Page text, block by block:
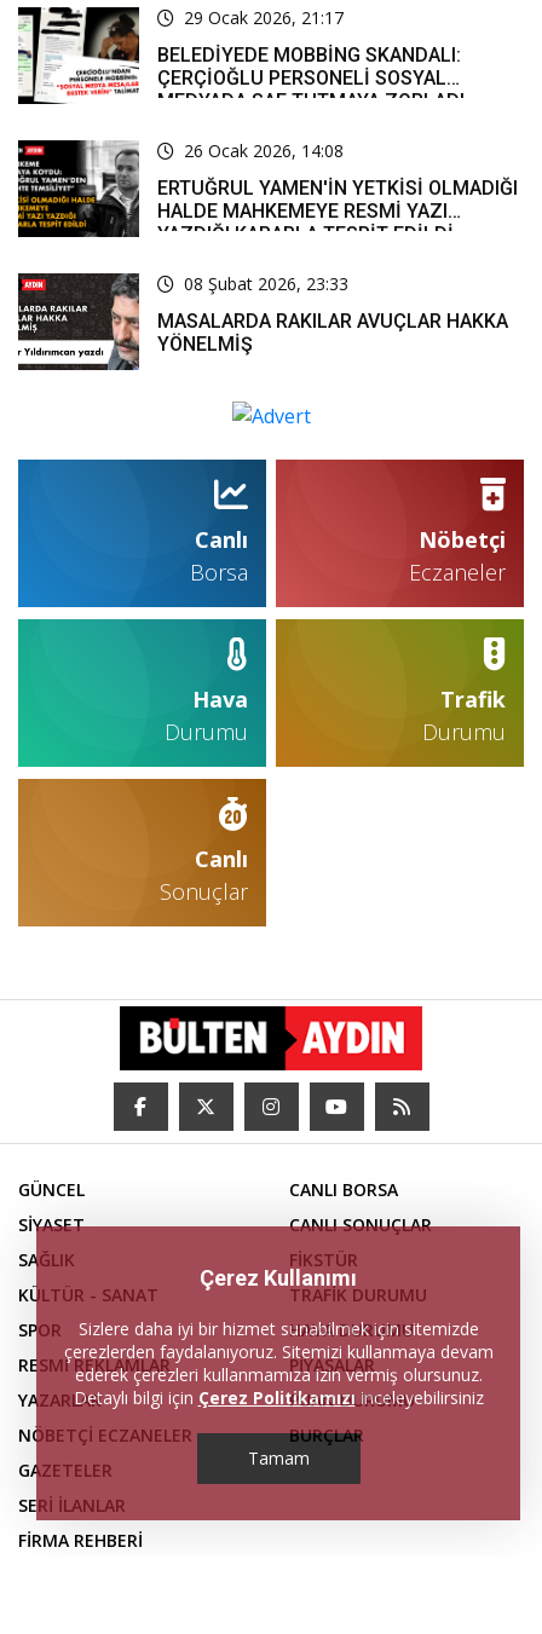
29 Ocak 2026, 21:17
BELEDİYEDE MOBBİNG SKANDALI:
ÇERÇİOĞLU PERSONELİ SOSYAL
MEDYADA SAF TUTMAYA ZORLADI
26 Ocak 2026, 14:08
ERTUĞRUL YAMEN'İN YETKİSİ OLMADIĞI
HALDE MAHKEMEYE RESMİ YAZI
YAZDIĞI KARARLA TESPİT EDİLDİ
08 Şubat 2026, 23:33
MASALARDA RAKILAR AVUÇLAR HAKKA
YÖNELMİŞ
Canlı
Borsa
Nöbetçi
Eczaneler
Hava
Durumu
Trafik
Durumu
Canlı
Sonuçlar
GÜNCEL
SİYASET
SAĞLIK
KÜLTÜR - SANAT
SPOR
RESMİ REKLAMLAR
YAZARLAR
NÖBETÇİ ECZANELER
CANLI BORSA
CANLI SONUÇLAR
FİKSTÜR
TRAFİK DURUMU
HAVA DURUMU
PİYASALAR
PUAN DURUMU
BURÇLAR
GAZETELER
SERİ İLANLAR
FİRMA REHBERİ
Çerez Kullanımı
Sizlere daha iyi bir hizmet sunabilmek için sitemizde
çerezlerden faydalanıyoruz. Sitemizi kullanmaya devam
ederek çerezleri kullanmamıza izin vermiş olursunuz.
Detaylı bilgi için Çerez Politikamızıinceleyebilirsiniz
Tamam